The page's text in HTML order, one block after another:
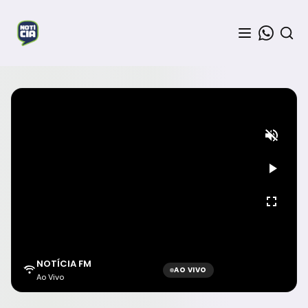
NOTÍCIA FM
Ao Vivo
AO VIVO